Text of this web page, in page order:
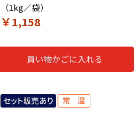
（1kg／袋）
￥1,158
買い物かごに入れる